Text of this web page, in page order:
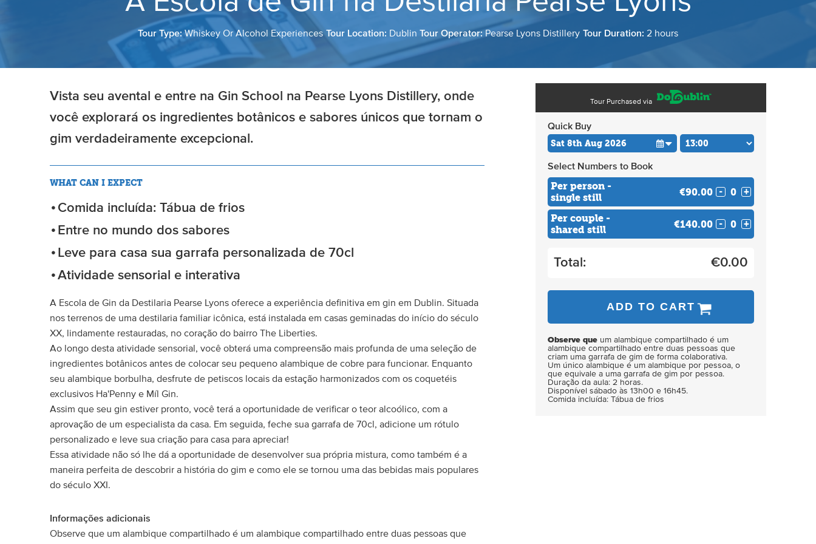
Tour Type:Whiskey Or Alcohol Experiences Tour Location: Dublin Tour Operator: Pearse Lyons Distillery Tour Duration: 2 hours
Vista seu avental e entre na Gin School na Pearse Lyons Distillery, onde
você explorará os ingredientes botânicos e sabores únicos que tornam o
gim verdadeiramente excepcional.
WHAT CAN I EXPECT
Comida incluída: Tábua de frios
Entre no mundo dos sabores
Leve para casa sua garrafa personalizada de 70cl
Atividade sensorial e interativa
A Escola de Gin da Destilaria Pearse Lyons oferece a experiência definitiva em gin em Dublin. Situada
nos terrenos de uma destilaria familiar icônica, está instalada em casas geminadas do início do século
XX, lindamente restauradas, no coração do bairro The Liberties.
Ao longo desta atividade sensorial, você obterá uma compreensão mais profunda de uma seleção de
ingredientes botânicos antes de colocar seu pequeno alambique de cobre para funcionar. Enquanto
seu alambique borbulha, desfrute de petiscos locais da estação harmonizados com os coquetéis
exclusivos Ha'Penny e Míl Gin.
Assim que seu gin estiver pronto, você terá a oportunidade de verificar o teor alcoólico, com a
aprovação de um especialista da casa. Em seguida, feche sua garrafa de 70cl, adicione um rótulo
personalizado e leve sua criação para casa para apreciar!
Essa atividade não só lhe dá a oportunidade de desenvolver sua própria mistura, como também é a
maneira perfeita de descobrir a história do gim e como ele se tornou uma das bebidas mais populares
do século XXI.
Informações adicionais
Observe que um alambique compartilhado é um alambique compartilhado entre duas pessoas que
Tour Purchased via
Quick Buy
Select Numbers to Book
Per person -
single still
€90.00 - +
Per couple -
shared still
€140.00 - +
Total: €0.00
ADD TO CART
Observe que um alambique compartilhado é um
alambique compartilhado entre duas pessoas que
criam uma garrafa de gim de forma colaborativa.
Um único alambique é um alambique por pessoa, o
que equivale a uma garrafa de gim por pessoa.
Duração da aula: 2 horas.
Disponível sábado às 13h00 e 16h45.
Comida incluída: Tábua de frios